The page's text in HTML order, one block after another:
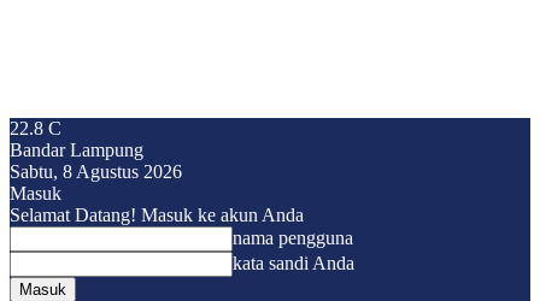
22.8 C
Bandar Lampung
Sabtu, 8 Agustus 2026
Masuk
Selamat Datang! Masuk ke akun Anda
nama pengguna
kata sandi Anda